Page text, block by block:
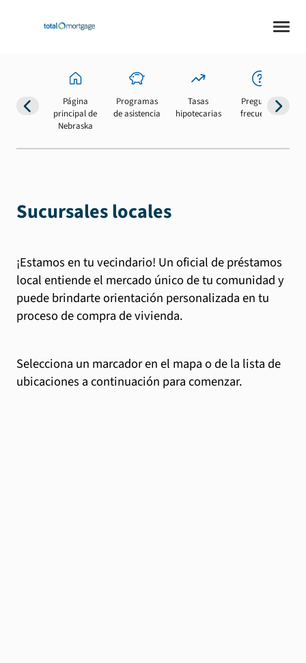
Página
principal de
Nebraska
Programas
de asistencia
Tasas
hipotecarias
Preguntas
frecuentes
Sucursales locales
¡Estamos en tu vecindario! Un oficial de préstamos
local entiende el mercado único de tu comunidad y
puede brindarte orientación personalizada en tu
proceso de compra de vivienda.
Selecciona un marcador en el mapa o de la lista de
ubicaciones a continuación para comenzar.